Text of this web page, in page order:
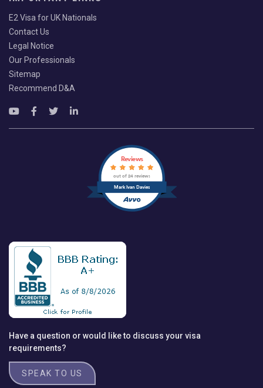
E2 Visa for UK Nationals
Contact Us
Legal Notice
Our Professionals
Sitemap
Recommend D&A
Mark Ivan Davies
Reviews
out of 24 reviews
Have a question or would like to discuss your visa
requirements?
SPEAK TO US